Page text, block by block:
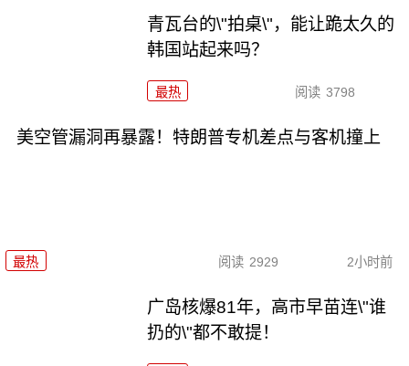
青瓦台的\"拍桌\"，能让跪太久的
韩国站起来吗？
最热 阅读 3798
美空管漏洞再暴露！特朗普专机差点与客机撞上
最热 阅读 2929 2小时前
广岛核爆81年，高市早苗连\"谁
扔的\"都不敢提！